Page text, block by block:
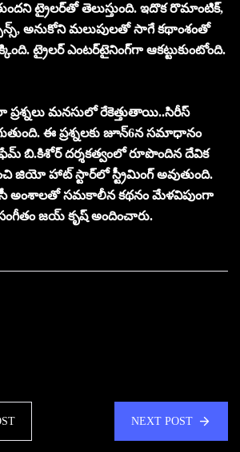
ట్రైలర్‌తో తెలుస్తుంది. ఇదొక రొమాంటిక్,
అనుకోని మలుపులతో సాగే కథాంశంతో
ట్రైలర్ ఎంటర్‌టైనింగ్‌గా ఆకట్టుకుంటోంది.
ప్రశ్నలు మనసులో రేకెత్తుతాయి..సిరీస్‌
ఈ ప్రశ్నలకు జూన్6న సమాధానం
ఫేమ్ బి.కిశోర్ దర్శకత్వంలో రూపొందిన దేవిక
జియో హాట్ స్టార్‌లో స్ట్రీమింగ్ అవుతుంది.
అంశాలతో సమకాలీన కథనం మేళవిపుంగా
జయ్ కృష్ అందించారు.
NEXT POST